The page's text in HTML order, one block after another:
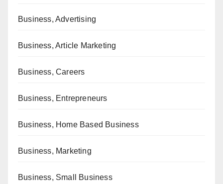
Business, Advertising
Business, Article Marketing
Business, Careers
Business, Entrepreneurs
Business, Home Based Business
Business, Marketing
Business, Small Business